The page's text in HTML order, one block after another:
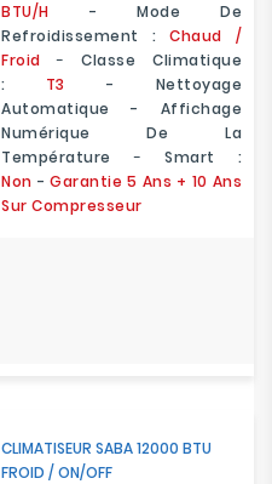
BTU/H
- Mode De
Refroidissement : Chaud /
Froid
- Classe Climatique
:
T3
- Nettoyage
Automatique - Affichage
Numérique De La
Température- Smart :
Non - Garantie 5 Ans + 10 Ans
Sur Compresseur
CLIMATISEUR SABA 12000 BTU
FROID / ON/OFF